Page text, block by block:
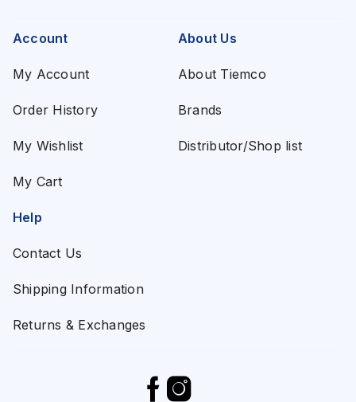
Account
My Account
Order History
My Wishlist
My Cart
About Us
About Tiemco
Brands
Distributor/Shop list
Help
Contact Us
Shipping Information
Returns & Exchanges